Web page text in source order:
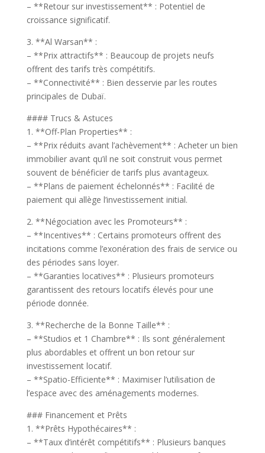
– **Retour sur investissement** : Potentiel de
croissance significatif.
3. **Al Warsan** :
– **Prix attractifs** : Beaucoup de projets neufs
offrent des tarifs très compétitifs.
– **Connectivité** : Bien desservie par les routes
principales de Dubaï.
#### Trucs & Astuces
1. **Off-Plan Properties** :
– **Prix réduits avant l’achèvement** : Acheter un bien
immobilier avant qu’il ne soit construit vous permet
souvent de bénéficier de tarifs plus avantageux.
– **Plans de paiement échelonnés** : Facilité de
paiement qui allège l’investissement initial.
2. **Négociation avec les Promoteurs** :
– **Incentives** : Certains promoteurs offrent des
incitations comme l’exonération des frais de service ou
des périodes sans loyer.
– **Garanties locatives** : Plusieurs promoteurs
garantissent des retours locatifs élevés pour une
période donnée.
3. **Recherche de la Bonne Taille** :
– **Studios et 1 Chambre** : Ils sont généralement
plus abordables et offrent un bon retour sur
investissement locatif.
– **Spatio-Efficiente** : Maximiser l’utilisation de
l’espace avec des aménagements modernes.
### Financement et Prêts
1. **Prêts Hypothécaires** :
– **Taux d’intérêt compétitifs** : Plusieurs banques